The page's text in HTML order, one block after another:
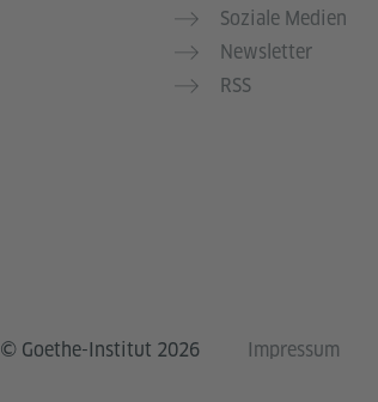
Soziale Medien
Newsletter
RSS
© Goethe-Institut 2026 Impressum